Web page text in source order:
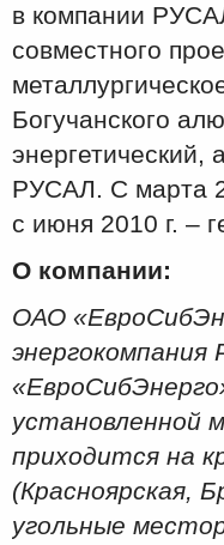
в компании
совместного
Богучанского
РУСАЛ. С марта
с июня 2010 г. –
О компании:
ОАО
энергокомпания
установленной
приходится на
(Красноярская,
угольные